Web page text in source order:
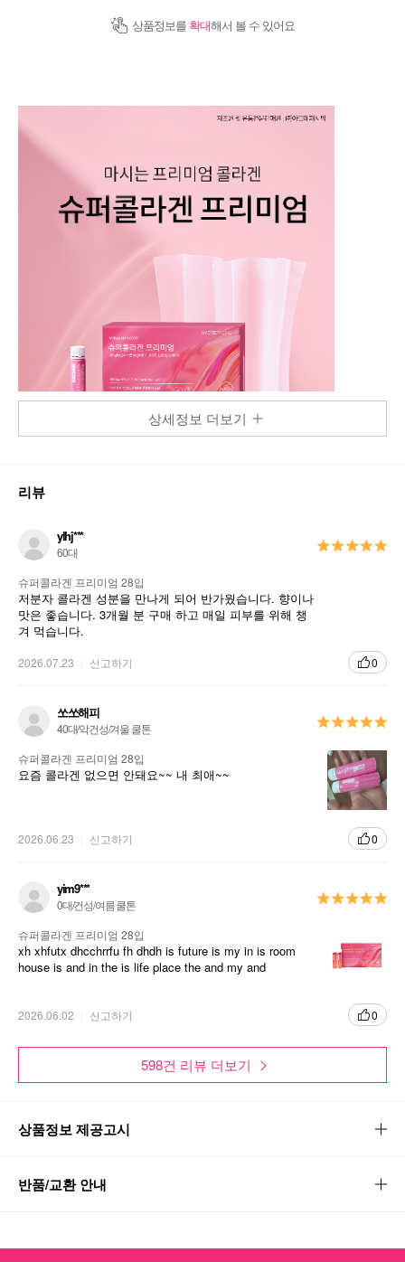
상품정보를 확대해서 볼 수 있어요
상세정보 더보기
리뷰
ylhj***
60대
슈퍼콜라겐 프리미엄 28입
저분자 콜라겐 성분을 만나게 되어 반가웠습니다. 향이나
맛은 좋습니다. 3개월 분 구매 하고 매일 피부를 위해 챙
겨 먹습니다.
2026.07.23 신고하기 0
쏘쏘해피
40대/악건성/겨울 쿨톤
슈퍼콜라겐 프리미엄 28입
요즘 콜라겐 없으면 안돼요~~ 내 최애~~
2026.06.23 신고하기 0
yim9***
0대/건성/여름 쿨톤
슈퍼콜라겐 프리미엄 28입
xh xhfutx dhcchrrfu fh dhdh is future is my in is room
house is and in the is life place the and my and
2026.06.02 신고하기 0
598건 리뷰 더보기
상품정보 제공고시
반품/교환 안내